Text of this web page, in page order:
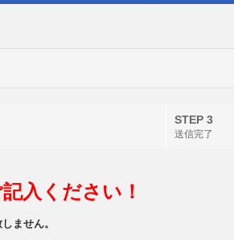
STEP 3
送信完了
入ください！
ません。